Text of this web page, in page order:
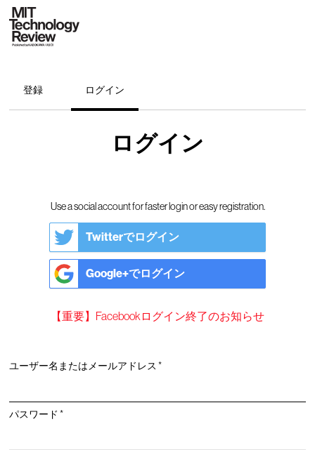
登録 ログイン
ログイン
Use a social account for faster login or easy registration.
Twitterでログイン
Google+でログイン
【重要】Facebookログイン終了のお知らせ
ユーザー名またはメールアドレス*必
パスワード*必